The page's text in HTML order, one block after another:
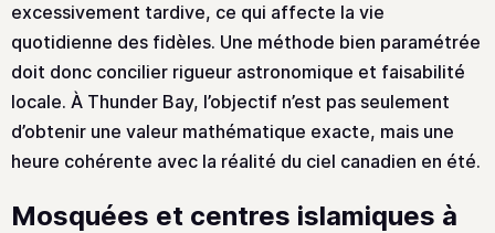
excessivement tardive, ce qui affecte la vie
quotidienne des fidèles. Une méthode bien paramétrée
doit donc concilier rigueur astronomique et faisabilité
locale. À Thunder Bay, l’objectif n’est pas seulement
d’obtenir une valeur mathématique exacte, mais une
heure cohérente avec la réalité du ciel canadien en été.
Mosquées et centres islamiques à